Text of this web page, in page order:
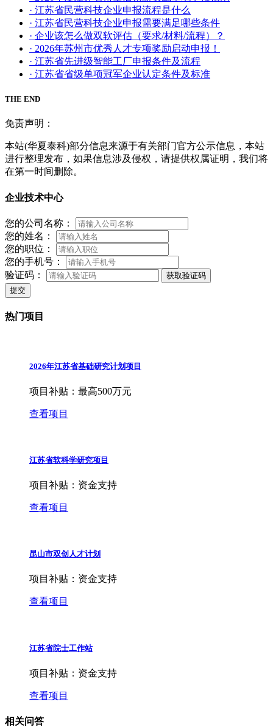
· 江苏省民营科技企业申报流程是什么
· 江苏省民营科技企业申报需要满足哪些条件
· 企业该怎么做双软评估（要求/材料/流程）？
· 2026年苏州市优秀人才专项奖励启动申报！
· 江苏省先进级智能工厂申报条件及流程
· 江苏省省级单项冠军企业认定条件及标准
THE END
免责声明：
本站(华夏泰科)部分信息来源于有关部门官方公示信息，本站
进行整理发布，如果信息涉及侵权，请提供权属证明，我们将
在第一时间删除。
企业技术中心
您的公司名称：
您的姓名：
您的职位：
您的手机号：
验证码：
获取验证码
提交
热门项目
2026年江苏省基础研究计划项目
项目补贴： 最高500万元
查看项目
江苏省软科学研究项目
项目补贴： 资金支持
查看项目
昆山市双创人才计划
项目补贴： 资金支持
查看项目
江苏省院士工作站
项目补贴： 资金支持
查看项目
相关问答